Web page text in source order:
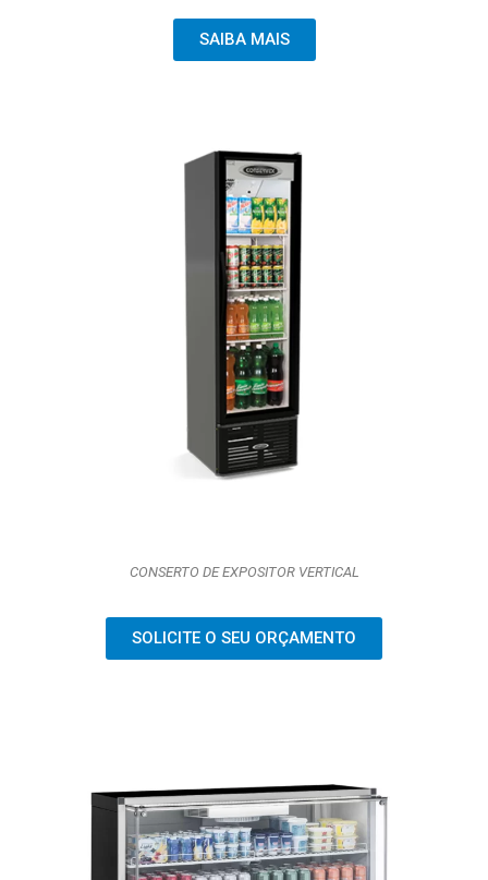
SAIBA MAIS
CONSERTO DE EXPOSITOR VERTICAL
SOLICITE O SEU ORÇAMENTO